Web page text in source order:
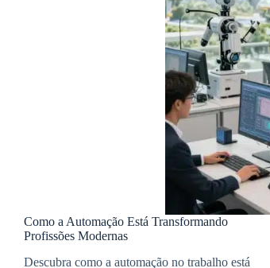
Como a Automação Está Transformando
Profissões Modernas
Descubra como a automação no trabalho está